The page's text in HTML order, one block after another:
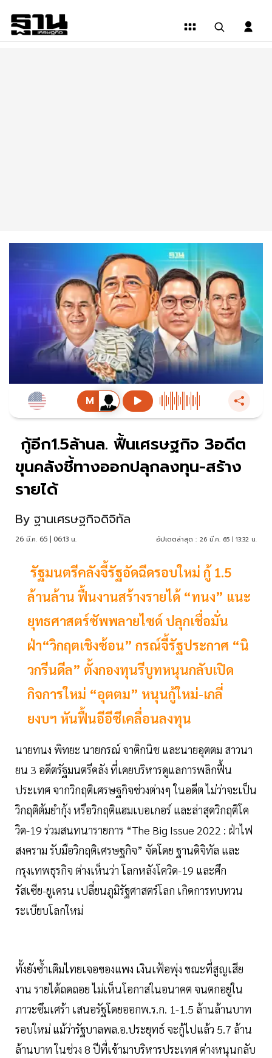
กู้อีก1.5ล้านล. ฟื้นเศรษฐกิจ 3อดีต
ขุนคลังชี้ทางออกปลุกลงทุน-สร้าง
รายได้
By ฐานเศรษฐกิจดิจิทัล
26 มี.ค. 65 | 06:13 น. อัปเดตล่าสุด : 26 มี.ค. 65 | 13:32 น.
รัฐมนตรีคลังจี้รัฐอัดฉีดรอบใหม่ กู้ 1.5
ล้านล้าน ฟื้นงานสร้างรายได้ “ทนง” แนะ
ยุทธศาสตร์ซัพพลายไซด์ ปลุกเชื่อมั่น
ฝ่า“วิกฤตเชิงซ้อน” กรณ์จี้รัฐประกาศ “นิ
วกรีนดีล” ตั้งกองทุนรีบูทหนุนกลับเปิด
กิจการใหม่ “อุตตม” หนุนกู้ใหม่-เกลี่
ยงบฯ หันฟื้นอีอีซีเคลื่อนลงทุน
นายทนง พิทยะ นายกรณ์ จาติกนิช และนายอุตตม สาวนา
ยน 3 อดีตรัฐมนตรีคลัง ที่เคยบริหารดูแลการพลิกฟื้น
ประเทศ จากวิกฤติเศรษฐกิจช่วงต่างๆ ในอดีต ไม่ว่าจะเป็น
วิกฤติต้มยำกุ้ง หรือวิกฤติแฮมเบอเกอร์ และล่าสุดวิกฤติโค
วิด-19 ร่วมสนทนารายการ “The Big Issue 2022 : ฝ่าไฟ
สงคราม รับมือวิกฤติเศรษฐกิจ” จัดโดย ฐานดิจิทัล และ
กรุงเทพธุรกิจ ต่างเห็นว่า โลกหลังโควิด-19 และศึก
รัสเซีย-ยูเครน เปลี่ยนภูมิรัฐศาสตร์โลก เกิดการทบทวน
ระเบียบโลกใหม่
ทั้งยังซ้ำเติมไทยเจอของแพง เงินเฟ้อพุ่ง ขณะที่สูญเสีย
งาน รายได้ถดถอย ไม่เห็นโอกาสในอนาคต จนตกอยู่ใน
ภาวะซึมเศร้า เสนอรัฐโดยออกพ.ร.ก. 1-1.5 ล้านล้านบาท
รอบใหม่ แม้ว่ารัฐบาลพล.อ.ประยุทธ์ จะกู้ไปแล้ว 5.7 ล้าน
ล้านบาท ในช่วง 8 ปีที่เข้ามาบริหารประเทศ ต่างหนุนกลับ